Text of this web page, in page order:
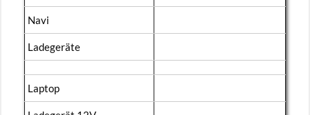
Navi
La­de­ge­rä­te
Lap­top